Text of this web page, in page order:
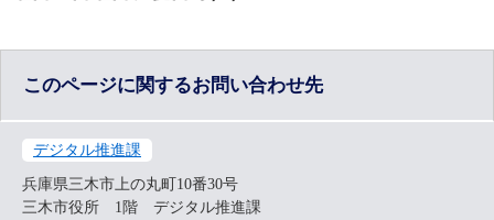
このページに関するお問い合わせ先
デジタル推進課
兵庫県三木市上の丸町10番30号
三木市役所 1階 デジタル推進課